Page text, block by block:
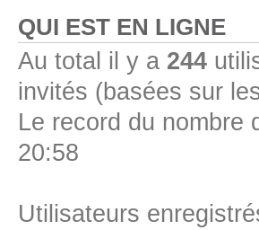
QUI EST EN LIGNE
Au total il y a 244
invités (basées sur
Le record du nombre
20:58
Utilisateurs